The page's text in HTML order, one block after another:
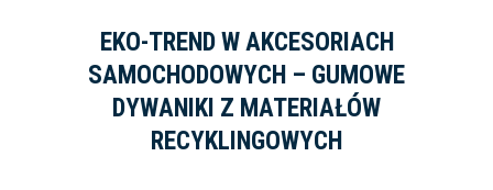
EKO-TREND W AKCESORIACH
SAMOCHODOWYCH – GUMOWE
DYWANIKI Z MATERIAŁÓW
RECYKLINGOWYCH